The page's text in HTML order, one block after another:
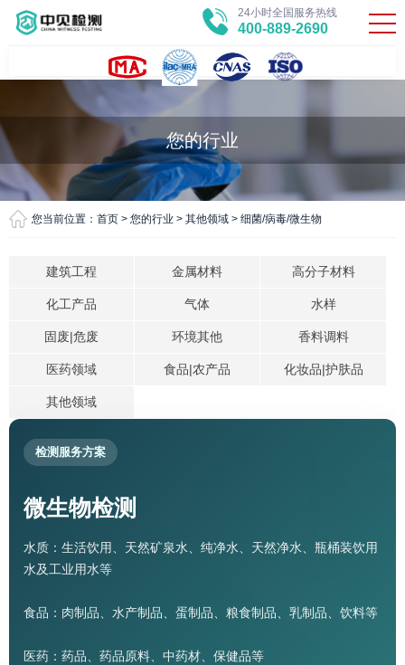
24小时全国服务热线
400-889-2690
您的行业
您当前位置： 首页 > 您的行业 > 其他领域 > 细菌/病毒/微生物
建筑工程 金属材料 高分子材料
化工产品 气体 水样
固废|危废 环境其他 香料调料
医药领域 食品|农产品 化妆品|护肤品
其他领域
检测服务方案
微生物检测
水质：生活饮用、天然矿泉水、纯净水、天然净水、瓶桶装饮用
水及工业用水等
食品：肉制品、水产制品、蛋制品、粮食制品、乳制品、饮料等
医药：药品、药品原料、中药材、保健品等